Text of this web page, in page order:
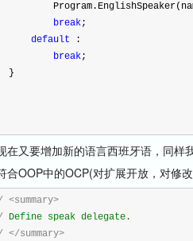
break;
default :
break;
            }
又要增加新的语言西班牙语，同样
合OOP中的OCP(对扩展开放，对修
<summary>
Define speak delegate.
</summary>